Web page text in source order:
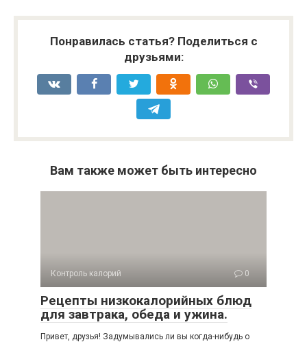
Понравилась статья? Поделиться с
друзьями:
Вам также может быть интересно
Контроль калорий 0
Рецепты низкокалорийных блюд
для завтрака, обеда и ужина.
Привет, друзья! Задумывались ли вы когда-нибудь о